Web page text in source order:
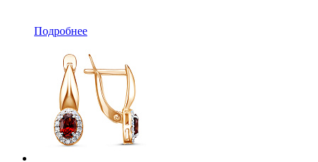
Подробнее